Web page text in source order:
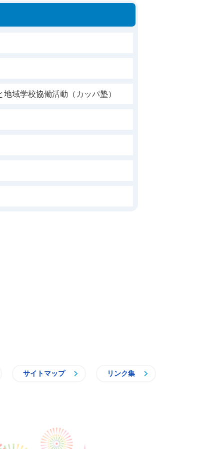
域学校協働活動（カッパ塾）
サイトマップ リンク集